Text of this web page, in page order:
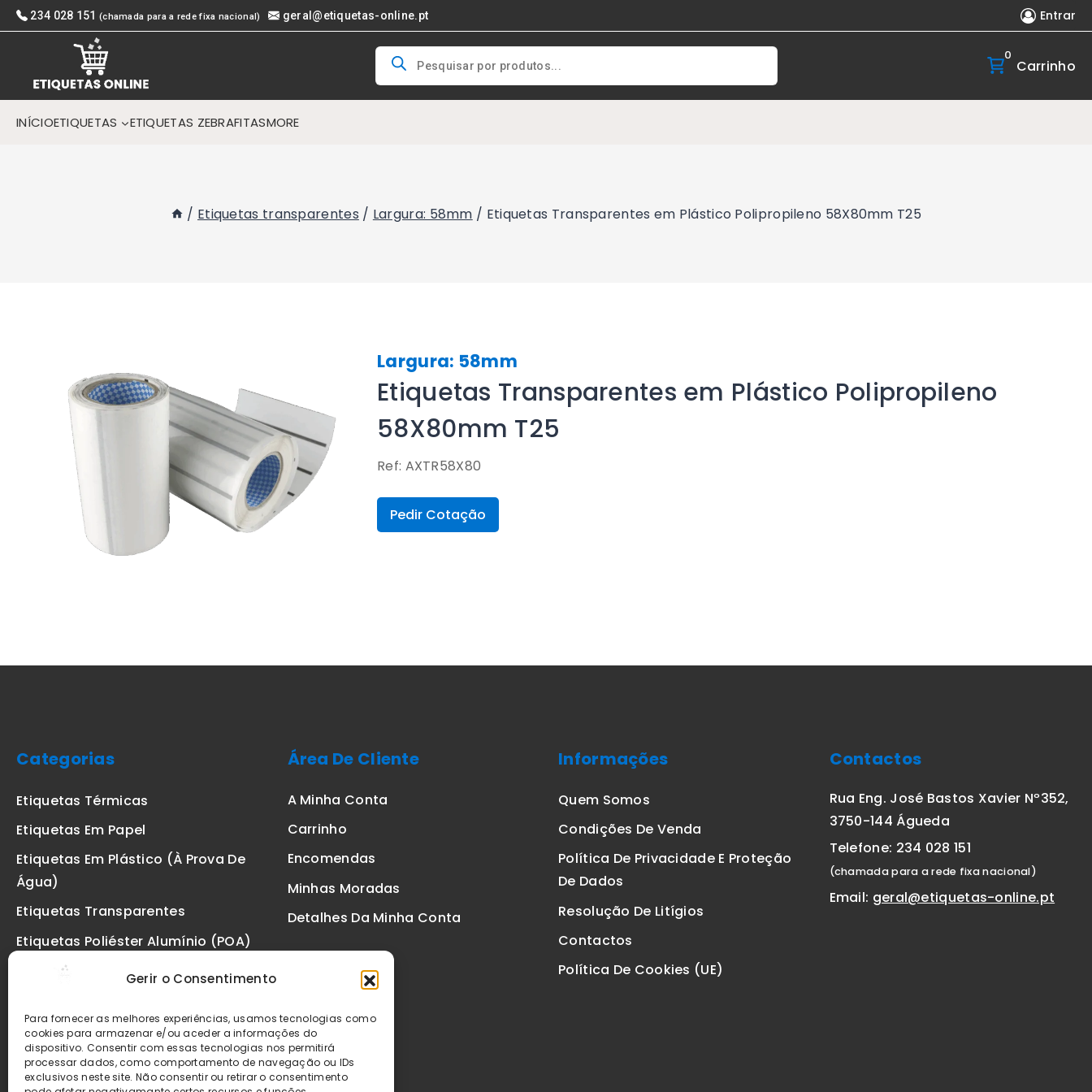
Gerir o Consentimento
Para fornecer as melhores experiências, usamos tecnologias como
cookies para armazenar e/ou aceder a informações do
dispositivo. Consentir com essas tecnologias nos permitirá
processar dados, como comportamento de navegação ou IDs
exclusivos neste site. Não consentir ou retirar o consentimento
Skip
to
234 028 151 (chamada para a rede fixa nacional) geral@etiquetas-online.pt Entrar
Products
search
0
Carrinho
INÍCIOETIQUETAS ETIQUETAS ZEBRAFITASMORE
/ Etiquetas transparentes / Largura: 58mm / Etiquetas Transparentes em Plástico Polipropileno 58X80mm T25
Largura: 58mm
Etiquetas Transparentes em Plástico Polipropileno
58X80mm T25
Ref: AXTR58X80
Pedir Cotação
Categorias
Etiquetas Térmicas
Etiquetas Em Papel
Etiquetas Em Plástico (à Prova De
Água)
Etiquetas Transparentes
Etiquetas Poliéster Alumínio (POA)
Etiquetas De Segurança VOID
Etiquetas Zebra
Fitas
Área De Cliente
A Minha Conta
Carrinho
Encomendas
Minhas Moradas
Detalhes Da Minha Conta
Informações
Quem Somos
Condições De Venda
Política De Privacidade E Proteção
De Dados
Resolução De Litígios
Contactos
Política De Cookies (UE)
Contactos
Rua Eng. José Bastos Xavier Nº352,
3750-144 Águeda
Telefone: 234 028 151
(chamada para a rede fixa nacional)
Email: geral@etiquetas-online.pt